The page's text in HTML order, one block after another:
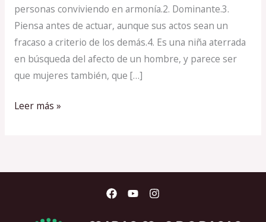
personas conviviendo en armonía.2. Dominante.3.
Piensa antes de actuar, aunque sus actos sean un
fracaso a criterio de los demás.4. Es una niña aterrada
en búsqueda del afecto de un hombre, y parece ser
que mujeres también, que […]
Leer más »